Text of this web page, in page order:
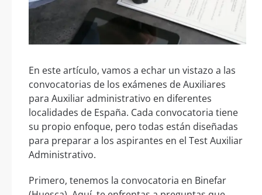
En este artículo, vamos a echar un vistazo a las
convocatorias de los exámenes de Auxiliares
para Auxiliar administrativo en diferentes
localidades de España. Cada convocatoria tiene
su propio enfoque, pero todas están diseñadas
para preparar a los aspirantes en el Test Auxiliar
Administrativo.
Primero, tenemos la convocatoria en Binefar